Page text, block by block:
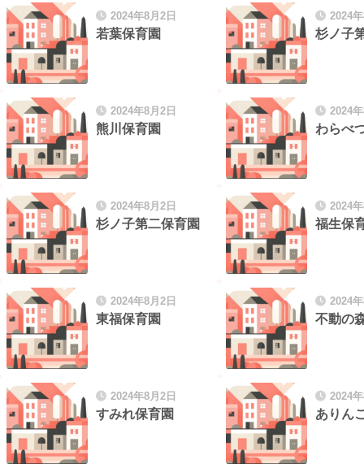
2024年8月2日
若葉保育園
2024
杉ノ子
2024年8月2日
熊川保育園
2024
わらべ
2024年8月2日
杉ノ子第二保育園
2024
福生保
2024年8月2日
東福保育園
2024
不動の
2024年8月2日
すみれ保育園
2024
ありん